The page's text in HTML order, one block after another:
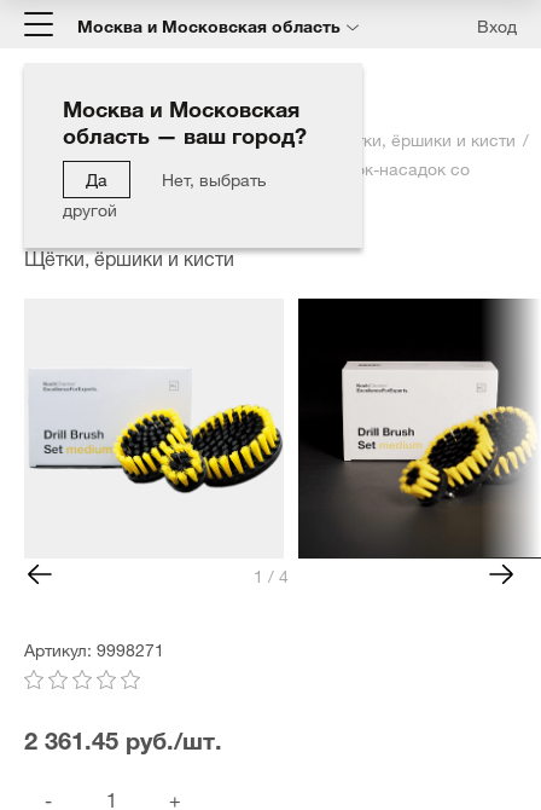
Москва и Московская область
Москва и Московская
область — ваш город?
Да
Нет, выбрать
другой
Вход
Главная Каталог Оборудование
Щётки, ёршики и кисти
Drill Brush Set medium - Набор из 3-х щеток-насадок со
средней степенью жесткости щетины
Щётки, ёршики и кисти
1 / 4
Артикул: 9998271
2 361.45 руб./шт.
-
+